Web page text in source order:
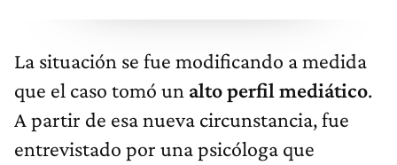
La situación se fue modificando a medida
que el caso tomó un alto perfil mediático.
A partir de esa nueva circunstancia, fue
entrevistado por una psicóloga que